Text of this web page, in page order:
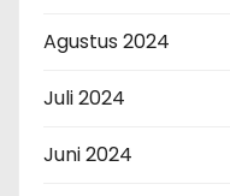
Agustus 2024
Juli 2024
Juni 2024